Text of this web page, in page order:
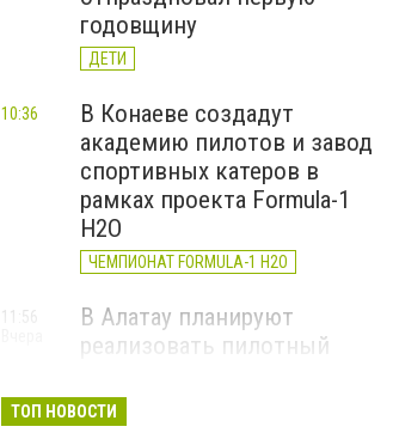
годовщину
ДЕТИ
В Конаеве создадут
академию пилотов и завод
спортивных катеров в
рамках проекта Formula-1
H2O
ЧЕМПИОНАТ FORMULA-1 H2O
10:36
В Алатау планируют
реализовать пилотный
"зеленого" авиатоплива
11:56
ТОП НОВОСТИ